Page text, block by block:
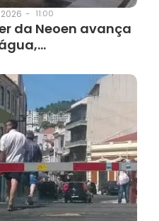
- 11:00
da Neoen avança